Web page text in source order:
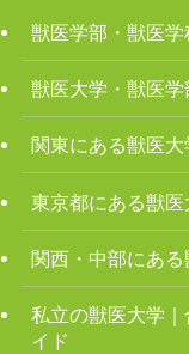
獣医学部・獣医
獣医大学・獣医
関東にある獣医大
東京都にある獣医
関西・中部にある
私立の獣医大学
イド